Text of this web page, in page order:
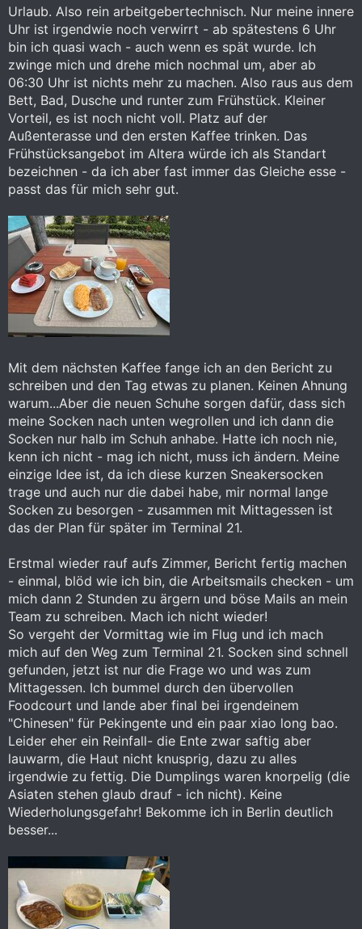
Urlaub. Also rein arbeitgebertechnisch. Nur meine innere
Uhr ist irgendwie noch verwirrt - ab spätestens 6 Uhr
bin ich quasi wach - auch wenn es spät wurde. Ich
zwinge mich und drehe mich nochmal um, aber ab
06:30 Uhr ist nichts mehr zu machen. Also raus aus dem
Bett, Bad, Dusche und runter zum Frühstück. Kleiner
Vorteil, es ist noch nicht voll. Platz auf der
Außenterasse und den ersten Kaffee trinken. Das
Frühstücksangebot im Altera würde ich als Standart
bezeichnen - da ich aber fast immer das Gleiche esse -
passt das für mich sehr gut.
Mit dem nächsten Kaffee fange ich an den Bericht zu
schreiben und den Tag etwas zu planen. Keinen Ahnung
warum...Aber die neuen Schuhe sorgen dafür, dass sich
meine Socken nach unten wegrollen und ich dann die
Socken nur halb im Schuh anhabe. Hatte ich noch nie,
kenn ich nicht - mag ich nicht, muss ich ändern. Meine
einzige Idee ist, da ich diese kurzen Sneakersocken
trage und auch nur die dabei habe, mir normal lange
Socken zu besorgen - zusammen mit Mittagessen ist
das der Plan für später im Terminal 21.
Erstmal wieder rauf aufs Zimmer, Bericht fertig machen
- einmal, blöd wie ich bin, die Arbeitsmails checken - um
mich dann 2 Stunden zu ärgern und böse Mails an mein
Team zu schreiben. Mach ich nicht wieder!
So vergeht der Vormittag wie im Flug und ich mach
mich auf den Weg zum Terminal 21. Socken sind schnell
gefunden, jetzt ist nur die Frage wo und was zum
Mittagessen. Ich bummel durch den übervollen
Foodcourt und lande aber final bei irgendeinem
"Chinesen" für Pekingente und ein paar xiao long bao.
Leider eher ein Reinfall- die Ente zwar saftig aber
lauwarm, die Haut nicht knusprig, dazu zu alles
irgendwie zu fettig. Die Dumplings waren knorpelig (die
Asiaten stehen glaub drauf - ich nicht). Keine
Wiederholungsgefahr! Bekomme ich in Berlin deutlich
besser...